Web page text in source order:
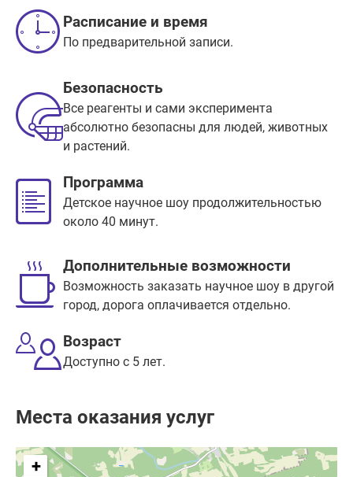
Расписание и время
По предварительной записи.
Безопасность
Все реагенты и сами эксперимента
абсолютно безопасны для людей, животных
и растений.
Программа
Детское научное шоу продолжительностью
около 40 минут.
Дополнительные возможности
Возможность заказать научное шоу в другой
город, дорога оплачивается отдельно.
Возраст
Доступно с 5 лет.
Места оказания услуг
+